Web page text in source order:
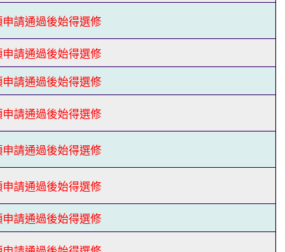
請通過後始得選修
請通過後始得選修
請通過後始得選修
請通過後始得選修
請通過後始得選修
請通過後始得選修
請通過後始得選修